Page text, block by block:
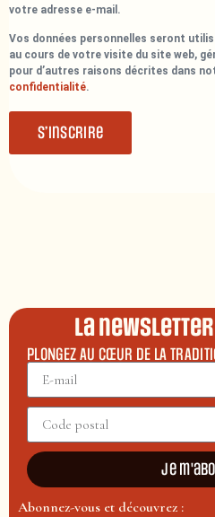
votre adresse e-mail.
Vos données personnelles seront
au cours de votre visite du site web,
pour d’autres raisons décrites dans
confidentialité.
S’inscrire
La
PLONGEZ AU CŒUR DE LA
Je
Abonnez-vous et découvrez :